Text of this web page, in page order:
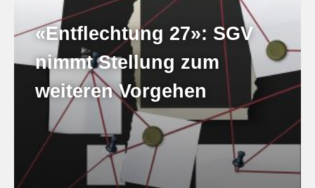
«Entflechtung 27»: SGV
nimmt Stellung zum
weiteren Vorgehen